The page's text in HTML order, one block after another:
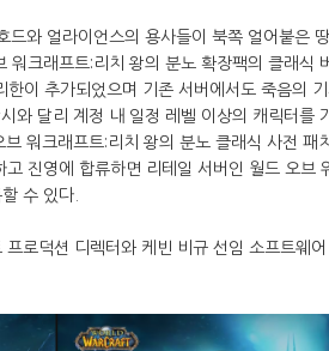
와 얼라이언스의 용사들이 북쪽 얼어붙은
크래프트:리치 왕의 분노 확장팩의 클래식
이 추가되었으며 기존 서버에서도 죽음의
와 달리 계정 내 일정 레벨 이상의 캐릭터를
워크래프트:리치 왕의 분노 클래식 사전 패
진영에 합류하면 리테일 서버인 월드 오브
수 있다.
로덕션 디렉터와 케빈 비규 선임 소프트웨어